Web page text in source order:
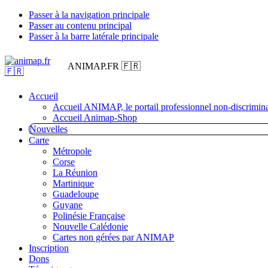
Passer à la navigation principale
Passer au contenu principal
Passer à la barre latérale principale
ANIMAP.FR 🇫🇷
Accueil
Accueil ANIMAP, le portail professionnel non-
Accueil Animap-Shop
Nouvelles
Carte
Métropole
Corse
La Réunion
Martinique
Guadeloupe
Guyane
Polinésie Française
Nouvelle Calédonie
Cartes non gérées par ANIMAP
Inscription
Dons